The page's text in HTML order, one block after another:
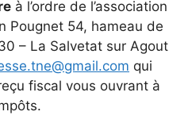
à l’ordre de l’association
Pougnet 54, hameau de
– La Salvetat sur Agout
qui
fiscal vous ouvrant à